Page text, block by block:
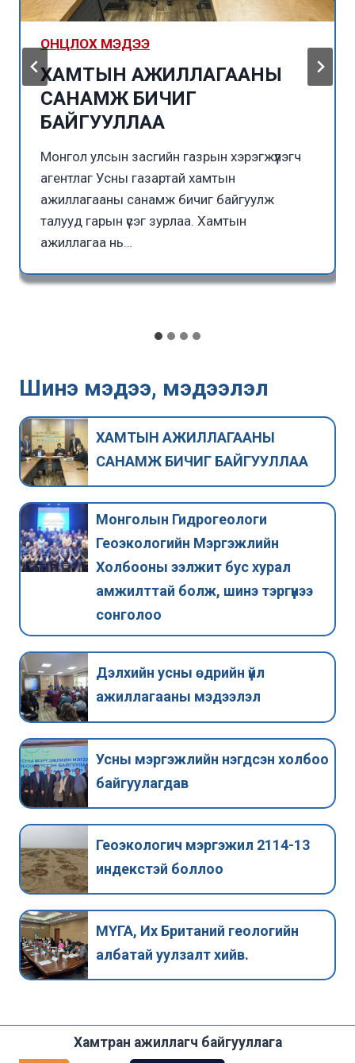
ОНЦЛОХ МЭДЭЭ
ХАМТЫН АЖИЛЛАГААНЫ
САНАМЖ БИЧИГ
БАЙГУУЛЛАА
Монгол улсын засгийн газрын хэрэгжүүлэгч
агентлаг Усны газартай хамтын
ажиллагааны санамж бичиг байгуулж
талууд гарын үсэг зурлаа. Хамтын
ажиллагаа нь…
Шинэ мэдээ, мэдээлэл
ХАМТЫН АЖИЛЛАГААНЫ
САНАМЖ БИЧИГ БАЙГУУЛЛАА
Монголын Гидрогеологи
Геоэкологийн Мэргэжлийн
Холбооны ээлжит бус хурал
амжилттай болж, шинэ тэргүүнээ
сонголоо
Дэлхийн усны өдрийн үйл
ажиллагааны мэдээлэл
Усны мэргэжлийн нэгдсэн холбоо
байгуулагдав
Геоэкологич мэргэжил 2114-13
индекстэй боллоо
МҮГА, Их Британий геологийн
албатай уулзалт хийв.
Хамтран ажиллагч байгууллага